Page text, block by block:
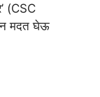
(CSC
मदत घेऊ